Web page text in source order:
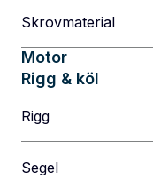
Skrovmaterial
Motor
Rigg & köl
Rigg
Segel